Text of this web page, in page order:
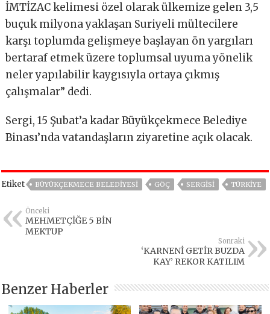
İMTİZAC kelimesi özel olarak ülkemize gelen 3,5
buçuk milyona yaklaşan Suriyeli mültecilere
karşı toplumda gelişmeye başlayan ön yargıları
bertaraf etmek üzere toplumsal uyuma yönelik
neler yapılabilir kaygısıyla ortaya çıkmış
çalışmalar” dedi.
Sergi, 15 Şubat’a kadar Büyükçekmece Belediye
Binası’nda vatandaşların ziyaretine açık olacak.
Etiket BÜYÜKÇEKMECE BELEDIYESI GÖÇ SERGISI TÜRKIYE
Önceki
MEHMETÇİĞE 5 BİN
MEKTUP
Sonraki
‘KARNENİ GETİR BUZDA
KAY’ REKOR KATILIM
Benzer Haberler